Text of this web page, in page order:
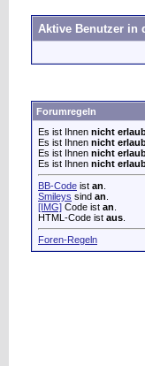
Aktive Benutzer in
Forumregeln
Es ist Ihnen nicht
Es ist Ihnen nicht
Es ist Ihnen nicht
Es ist Ihnen nicht
BB-Code ist an
Smileys sind an
[IMG] Code ist an
HTML-Code ist aus
Foren-Regeln